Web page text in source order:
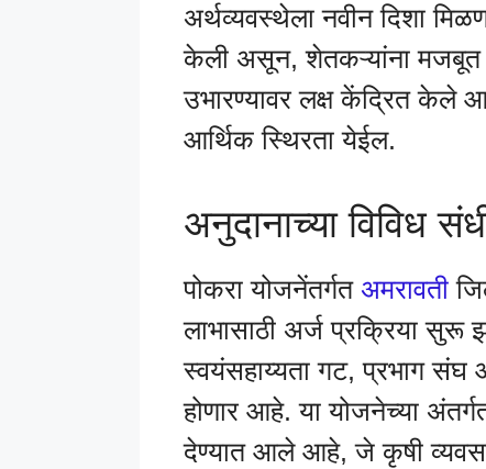
अर्थव्यवस्थेला नवीन दिशा
केली असून, शेतकऱ्यांना मजबूत
उभारण्यावर लक्ष केंद्रित केले
आर्थिक स्थिरता येईल.
अनुदानाच्या विविध
पोकरा योजनेंतर्गत अमरावती
लाभासाठी अर्ज प्रक्रिया सुरू
स्वयंसहाय्यता गट, प्रभाग संघ
होणार आहे. या योजनेच्या
देण्यात आले आहे, जे कृषी